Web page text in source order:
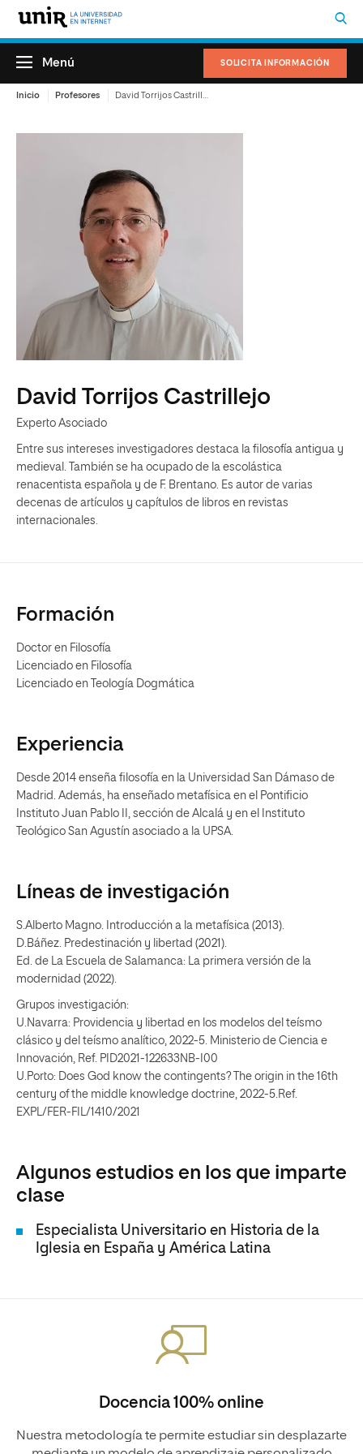
SOLICITA INFORMACIÓN
Menú
Inicio Profesores
David Torrijos Castrillejo
Experto Asociado
Entre sus intereses investigadores destaca la filosofía antigua y
medieval. También se ha ocupado de la escolástica
renacentista española y de F. Brentano. Es autor de varias
decenas de artículos y capítulos de libros en revistas
internacionales.
Formación
Doctor en Filosofía
Licenciado en Filosofía
Licenciado en Teología Dogmática
Experiencia
Desde 2014 enseña filosofía en la Universidad San Dámaso de
Madrid. Además, ha enseñado metafísica en el Pontificio
Instituto Juan Pablo II, sección de Alcalá y en el Instituto
Teológico San Agustín asociado a la UPSA.
Líneas de investigación
S.Alberto Magno. Introducción a la metafísica (2013).
D.Báñez. Predestinación y libertad (2021).
Ed. de La Escuela de Salamanca: La primera versión de la
modernidad (2022).
Grupos investigación:
U.Navarra: Providencia y libertad en los modelos del teísmo
clásico y del teísmo analítico, 2022-5. Ministerio de Ciencia e
Innovación, Ref. PID2021-122633NB-I00
U.Porto: Does God know the contingents? The origin in the 16th
century of the middle knowledge doctrine, 2022-5.Ref.
EXPL/FER-FIL/1410/2021
Algunos estudios en los que imparte
clase
Especialista Universitario en Historia de la
Iglesia en España y América Latina
Docencia 100% online
Nuestra metodología te permite estudiar sin desplazarte